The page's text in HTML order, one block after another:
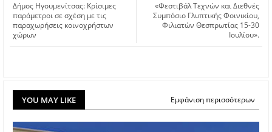
«Φεστιβάλ Τεχνών και Διεθνές
Συμπόσιο Γλυπτικής Φοινικίου,
Φιλιατών Θεσπρωτίας 15-30
Ιουλίου».
Δήμος Ηγουμενίτσας: Κρίσιμες
παράμετροι σε σχέση με τις
παραχωρήσεις κοινοχρήστων
χώρων
YOU MAY LIKE Εμφάνιση περισσότερων